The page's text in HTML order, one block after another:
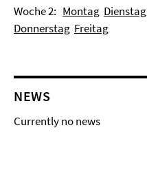
Woche 2: Montag Dienstag
Donnerstag Freitag
NEWS
Currently no news